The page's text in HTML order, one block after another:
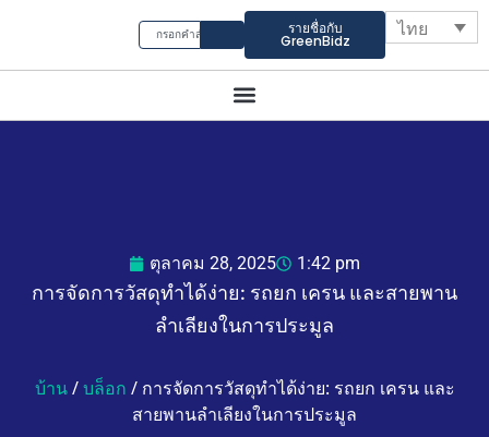
รายชื่อกับ
GreenBidz
ไทย
ตุลาคม 28, 2025 1:42 pm
การจัดการวัสดุทำได้ง่าย: รถยก เครน และสายพาน
ลำเลียงในการประมูล
บ้าน/บล็อก / การจัดการวัสดุทำได้ง่าย: รถยก เครน และ
สายพานลำเลียงในการประมูล